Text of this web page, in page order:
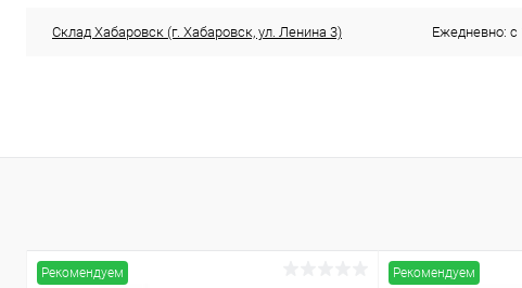
Склад Хабаровск (г. Хабаровск, ул. Ленина 3) Ежедневно: с
Рекомендуем Рекомендуем